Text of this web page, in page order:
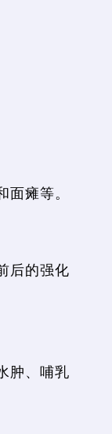
瘫等。
后的强化
肿、哺乳